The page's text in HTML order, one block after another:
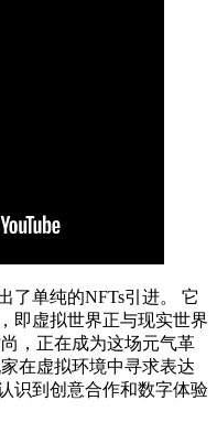
了单纯的NFTs引进。 它
即虚拟世界正与现实世界
，正在成为这场元气革
在虚拟环境中寻求表达
识到创意合作和数字体验